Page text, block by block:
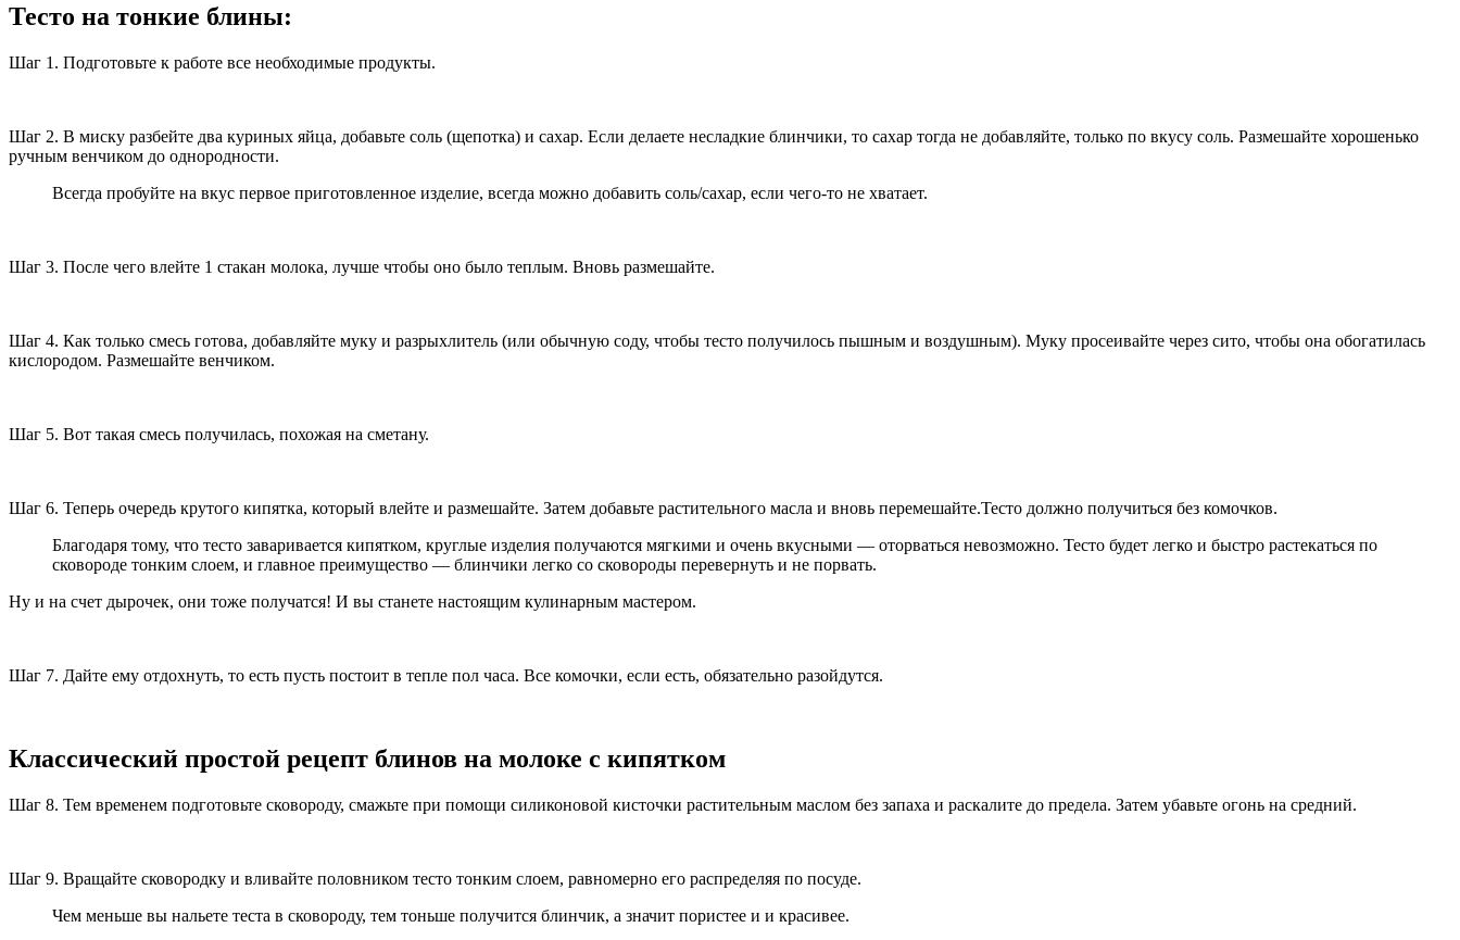
Тесто на тонкие блины:
Шаг 1. Подготовьте к работе все необходимые продукты.
Шаг 2. В миску разбейте два куриных яйца, добавьте соль (щепотка) и сахар. Если делаете несладкие блинчики, то сахар тогда не добавляйте, только по вкусу соль. Размешайте хорошенько
ручным венчиком до однородности.
Всегда пробуйте на вкус первое приготовленное изделие, всегда можно добавить соль/сахар, если чего-то не хватает.
Шаг 3. После чего влейте 1 стакан молока, лучше чтобы оно было теплым. Вновь размешайте.
Шаг 4. Как только смесь готова, добавляйте муку и разрыхлитель (или обычную соду, чтобы тесто получилось пышным и воздушным). Муку просеивайте через сито, чтобы она обогатилась
кислородом. Размешайте венчиком.
Шаг 5. Вот такая смесь получилась, похожая на сметану.
Шаг 6. Теперь очередь крутого кипятка, который влейте и размешайте. Затем добавьте растительного масла и вновь перемешайте.Тесто должно получиться без комочков.
Благодаря тому, что тесто заваривается кипятком, круглые изделия получаются мягкими и очень вкусными — оторваться невозможно. Тесто будет легко и быстро растекаться по
сковороде тонким слоем, и главное преимущество — блинчики легко со сковороды перевернуть и не порвать.
Ну и на счет дырочек, они тоже получатся! И вы станете настоящим кулинарным мастером.
Шаг 7. Дайте ему отдохнуть, то есть пусть постоит в тепле пол часа. Все комочки, если есть, обязательно разойдутся.
Классический простой рецепт блинов на молоке с кипятком
Шаг 8. Тем временем подготовьте сковороду, смажьте при помощи силиконовой кисточки растительным маслом без запаха и раскалите до предела. Затем убавьте огонь на средний.
Шаг 9. Вращайте сковородку и вливайте половником тесто тонким слоем, равномерно его распределяя по посуде.
Чем меньше вы нальете теста в сковороду, тем тоньше получится блинчик, а значит пористее и и красивее.